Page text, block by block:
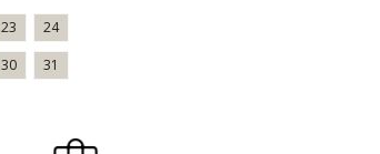
23
24
30
31